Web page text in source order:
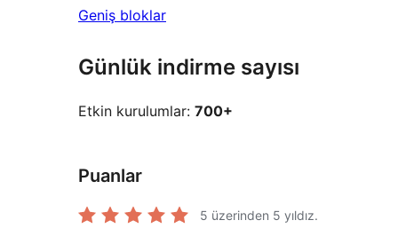
Geniş bloklar
Günlük indirme sayısı
Etkin kurulumlar: 700+
Puanlar
5 üzerinden 5 yıldız.